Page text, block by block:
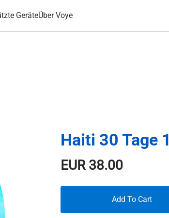
GeräteÜber Voye
Haiti 30 Tage
EUR38.00
Add To Cart